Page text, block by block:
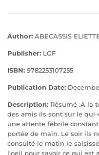
Author: ABECASSIS
Publisher: LGF
ISBN: 9782253107255
Publication Date:
Description: Résumé :A la
des amis ils sont sur le
une attente fébrile
portée de main. Le soir ils
consulté le matin le
l'oeil pour savoir ce qui est